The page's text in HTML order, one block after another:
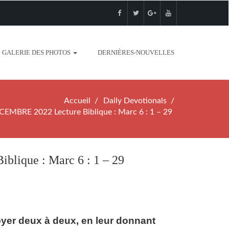
GALERIE DES PHOTOS DERNIÈRES-NOUVELLES
Accueil
Daily Devotionals
2022 Lecture Biblique : Marc 6 : 1 – 29
: Marc 6 : 1 – 29
deux à deux, en leur donnant